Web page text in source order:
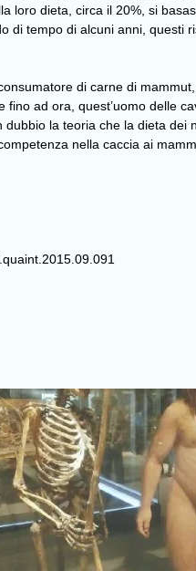
loro dieta, circa il 20%, si
di tempo di alcuni anni, questi
di carne di
ad ora, quest’uomo delle
la teoria che la dieta dei
nella caccia ai